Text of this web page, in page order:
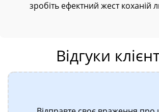
зробіть ефектний жест коханій
Відгуки